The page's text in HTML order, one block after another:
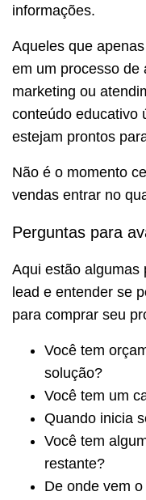
informações.
Aqueles que
em um processo de
marketing ou
conteúdo educativo
estejam prontos
Não é o momento
vendas entrar no
Perguntas para
Aqui estão algumas
lead e entender se
para comprar seu
Você tem
solução?
Você tem um
Quando inicia
Você tem
restante?
De onde vem